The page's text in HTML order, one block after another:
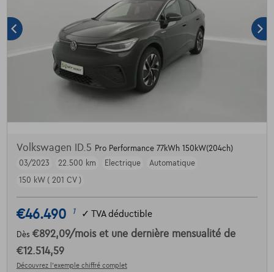
Volkswagen ID.5 Pro Performance 77kWh 150kW(204ch)
03/2023
22.500 km Electrique
Automatique
150 kW ( 201 CV )
€46.490 1 ✓ TVA déductible
Dès €892,09/mois et une dernière mensualité de
€12.514,59
Découvrez l’exemple chiffré complet